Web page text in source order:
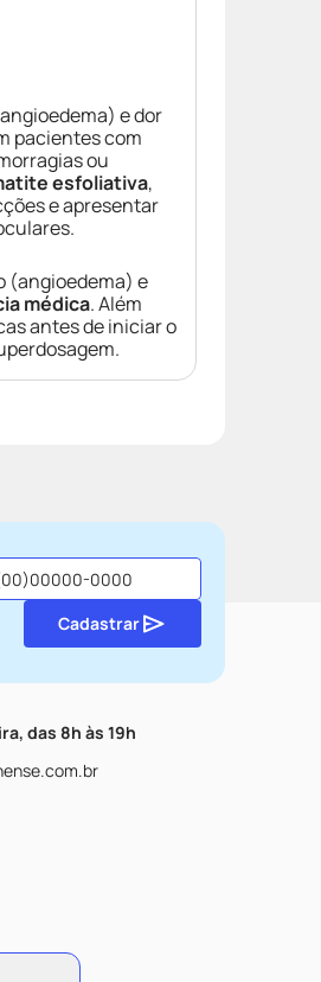
e dor
pacientes com
ou
esfoliativa,
e apresentar
(angioedema) e
médica. Além
antes de iniciar o
Cadastrar
das 8h às 19h